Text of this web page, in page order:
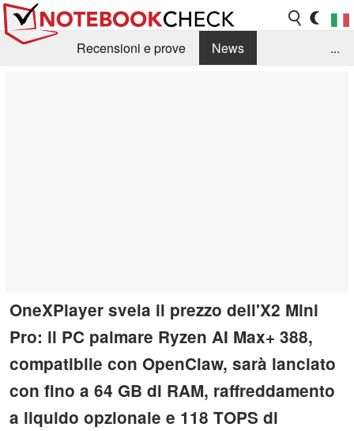
Recensioni e prove
News
...
OneXPlayer svela il prezzo dell'X2 Mini
Pro: il PC palmare Ryzen AI Max+ 388,
compatibile con OpenClaw, sarà lanciato
con fino a 64 GB di RAM, raffreddamento
a liquido opzionale e 118 TOPS di